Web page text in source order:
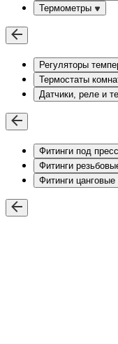
Термометры
Регуляторы
Термостаты
Датчики, реле и
Фитинги под
Фитинги
Фитинги цанговые